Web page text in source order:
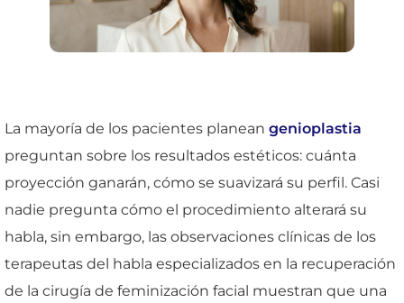
La mayoría de los pacientes planean genioplastia
preguntan sobre los resultados estéticos: cuánta
proyección ganarán, cómo se suavizará su perfil. Casi
nadie pregunta cómo el procedimiento alterará su
habla, sin embargo, las observaciones clínicas de los
terapeutas del habla especializados en la recuperación
de la cirugía de feminización facial muestran que una